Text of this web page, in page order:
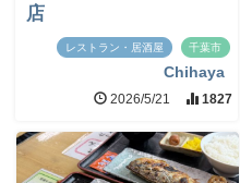
店
レストラン・居酒屋 千葉市
Chihaya
2026/5/21 1827